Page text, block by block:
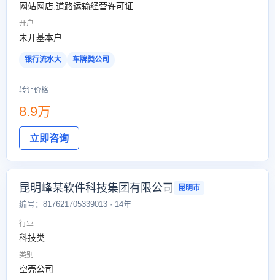
网站网店,道路运输经营许可证
开户
未开基本户
银行流水大 车牌类公司
转让价格
8.9万
立即咨询
昆明峰某软件科技集团有限公司 昆明市
编号：817621705339013 · 14年
行业
科技类
类别
空壳公司